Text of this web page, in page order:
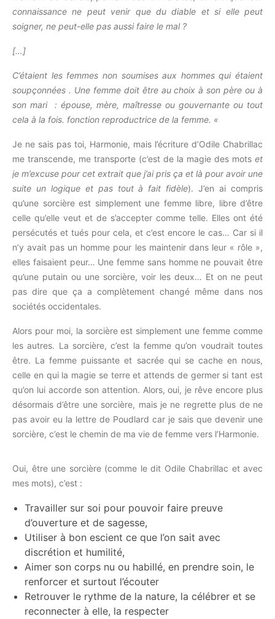
connaissance ne peut venir que du diable et si elle peut
soigner, ne peut-elle pas aussi faire le mal ?
[…]
C’étaient les femmes non soumises aux hommes qui étaient
soupçonnées . Une femme doit être au choix à son père ou à
son mari : épouse, mère, maîtresse ou gouvernante ou tout
cela à la fois. fonction reproductrice de la femme. «
Je ne sais pas toi, Harmonie, mais l’écriture d’Odile Chabrillac
me transcende, me transporte (c’est de la magie des mots et
je m’excuse pour cet extrait que j’ai pris ça et là pour avoir une
suite un logique et pas tout à fait fidèle). J’en ai compris
qu’une sorcière est simplement une femme libre, libre d’être
celle qu’elle veut et de s’accepter comme telle. Elles ont été
persécutés et tués pour cela, et c’est encore le cas… Car si il
n’y avait pas un homme pour les maintenir dans leur « rôle »,
elles faisaient peur… Une femme sans homme ne pouvait être
qu’une putain ou une sorcière, voir les deux… Et on ne peut
pas dire que ça a complètement changé même dans nos
sociétés occidentales.
Alors pour moi, la sorcière est simplement une femme comme
les autres. La sorcière, c’est la femme qu’on voudrait toutes
être. La femme puissante et sacrée qui se cache en nous,
celle en qui la magie se terre et attends de germer si tant est
qu’on lui accorde son attention. Alors, oui, je rêve encore plus
désormais d’être une sorcière, mais je ne regrette plus de ne
pas avoir eu la lettre de Poudlard car je sais que devenir une
sorcière, c’est le chemin de ma vie de femme vers l’Harmonie.
Oui, être une sorcière (comme le dit Odile Chabrillac et avec
mes mots), c’est :
Travailler sur soi pour pouvoir faire preuve
d’ouverture et de sagesse,
Utiliser à bon escient ce que l’on sait avec
discrétion et humilité,
Aimer son corps nu ou habillé, en prendre soin, le
renforcer et surtout l’écouter
Retrouver le rythme de la nature, la célébrer et se
reconnecter à elle, la respecter